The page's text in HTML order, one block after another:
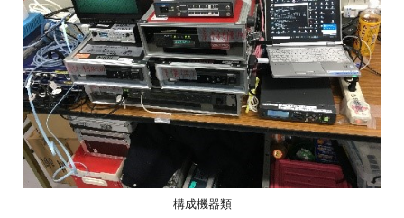
構成機器類